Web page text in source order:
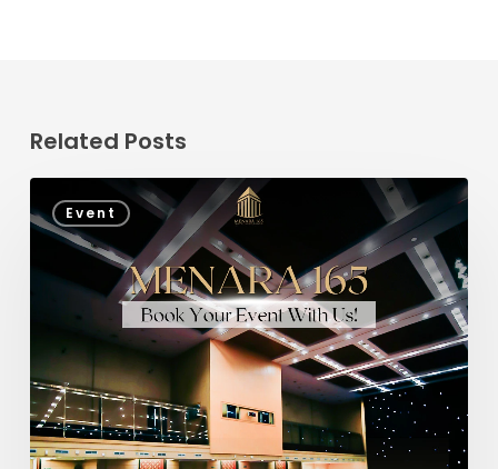
Related Posts
Event